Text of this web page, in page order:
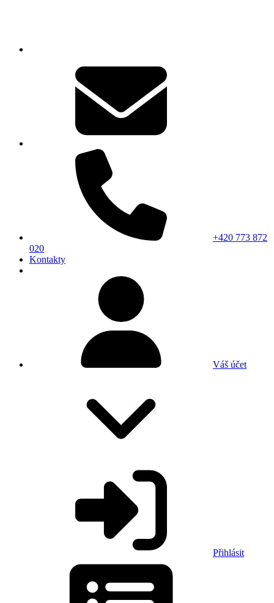
+420 773 872
020
Kontakty
Váš účet
Přihlásit